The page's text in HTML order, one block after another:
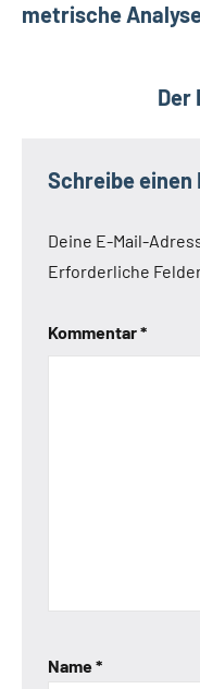
metrische
Der
Schreibe
Deine E-Mail-
Erforderliche
Kommentar*
Name*